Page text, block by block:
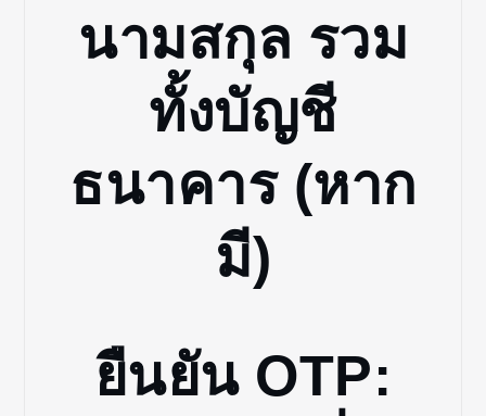
นามสกุล รวม
ทั้งบัญชี
ธนาคาร (หาก
มี)
ยืนยัน OTP: